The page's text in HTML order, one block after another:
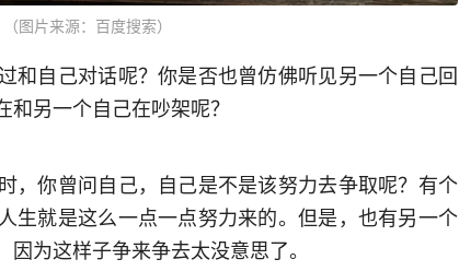
（图片来源：百度搜索）
和自己对话呢？你是否也曾仿佛听见另一个自己回
另一个自己在吵架呢？
，你曾问自己，自己是不是该努力去争取呢？有个
生就是这么一点一点努力来的。但是，也有另一个
为这样子争来争去太没意思了。